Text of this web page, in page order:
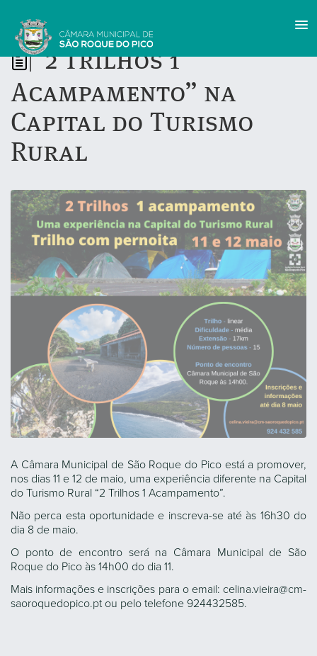
“2 Trilhos 1
Acampamento” na
Capital do Turismo
Rural
A Câmara Municipal de São Roque do Pico está a promover,
nos dias 11 e 12 de maio, uma experiência diferente na Capital
do Turismo Rural “2 Trilhos 1 Acampamento”.
Não perca esta oportunidade e inscreva-se até às 16h30 do
dia 8 de maio.
O ponto de encontro será na Câmara Municipal de São
Roque do Pico às 14h00 do dia 11.
Mais informações e inscrições para o email: celina.vieira@cm-
saoroquedopico.pt ou pelo telefone 924432585.